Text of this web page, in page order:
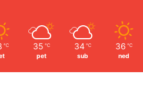
℃ 35 ℃
pet
34 ℃
sub
36 ℃
ned